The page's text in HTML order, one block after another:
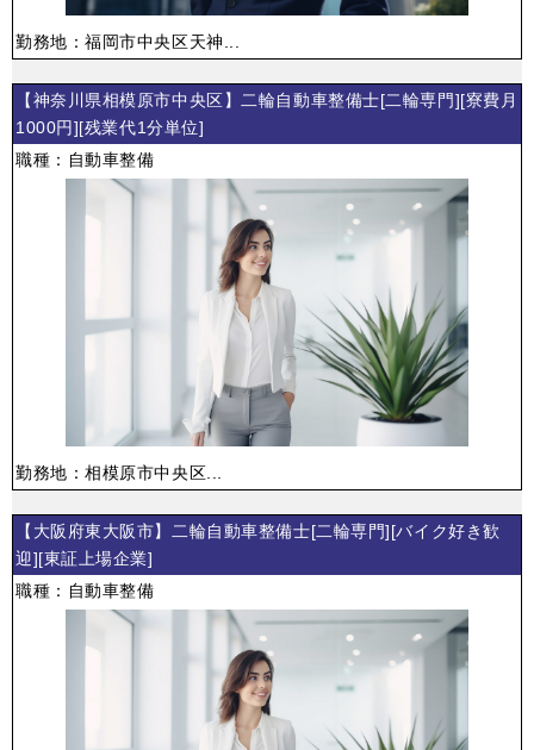
勤務地：福岡市中央区天神...
【神奈川県相模原市中央区】二輪自動車整備士[二輪専門][寮費月
1000円][残業代1分単位]
職種：自動車整備
勤務地：相模原市中央区...
【大阪府東大阪市】二輪自動車整備士[二輪専門][バイク好き歓
迎][東証上場企業]
職種：自動車整備